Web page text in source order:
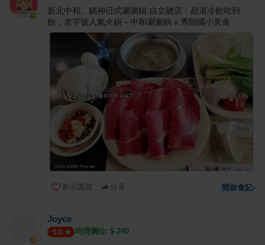
新北中和。鍋神日式涮涮鍋 自立總店︱甜湯冷飲吃到
飽，老字號人氣火鍋～中和涮涮鍋 x 秀朗國小美食
表示讚賞 分享 開啟食記›
Joyce
5.0 均消價位: $ 240